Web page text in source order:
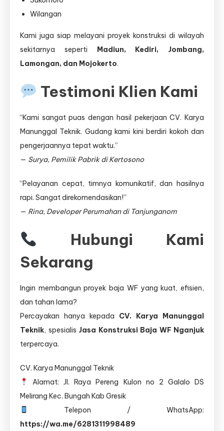
Wilangan
Kami juga siap melayani proyek konstruksi di wilayah
sekitarnya seperti Madiun, Kediri, Jombang,
Lamongan, dan Mojokerto.
Testimoni Klien Kami
“Kami sangat puas dengan hasil pekerjaan CV. Karya
Manunggal Teknik. Gudang kami kini berdiri kokoh dan
pengerjaannya tepat waktu.”
— Surya, Pemilik Pabrik di Kertosono
“Pelayanan cepat, timnya komunikatif, dan hasilnya
rapi. Sangat direkomendasikan!”
— Rina, Developer Perumahan di Tanjunganom
Hubungi Kami
Sekarang
Ingin membangun proyek baja WF yang kuat, efisien,
dan tahan lama?
Percayakan hanya kepada CV. Karya Manunggal
Teknik, spesialis Jasa Konstruksi Baja WF Nganjuk
terpercaya.
CV. Karya Manunggal Teknik
Alamat: Jl. Raya Pereng Kulon no 2 Galalo DS
Melirang Kec. Bungah Kab Gresik
Telepon / WhatsApp:
https://wa.me/6281311998489